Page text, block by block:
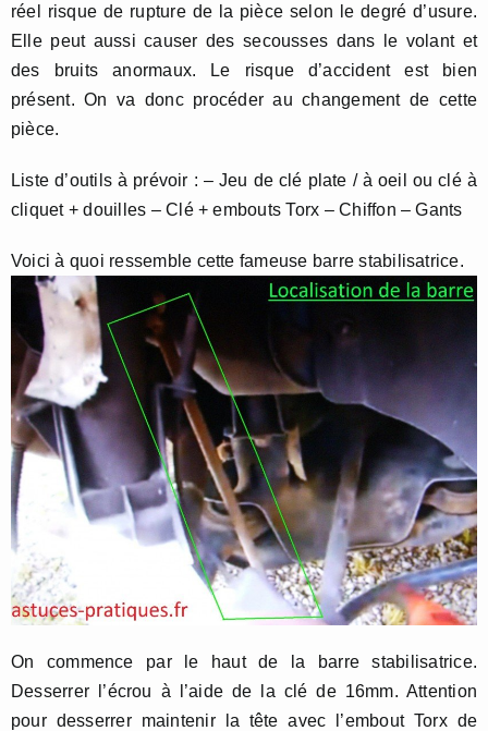
réel risque de rupture de la pièce selon le degré d’usure.
Elle peut aussi causer des secousses dans le volant et
des bruits anormaux. Le risque d’accident est bien
présent. On va donc procéder au changement de cette
pièce.
Liste d’outils à prévoir : – Jeu de clé plate / à oeil ou clé à
cliquet + douilles – Clé + embouts Torx – Chiffon – Gants
Voici à quoi ressemble cette fameuse barre stabilisatrice.
On commence par le haut de la barre stabilisatrice.
Desserrer l’écrou à l’aide de la clé de 16mm. Attention
pour desserrer maintenir la tête avec l’embout Torx de